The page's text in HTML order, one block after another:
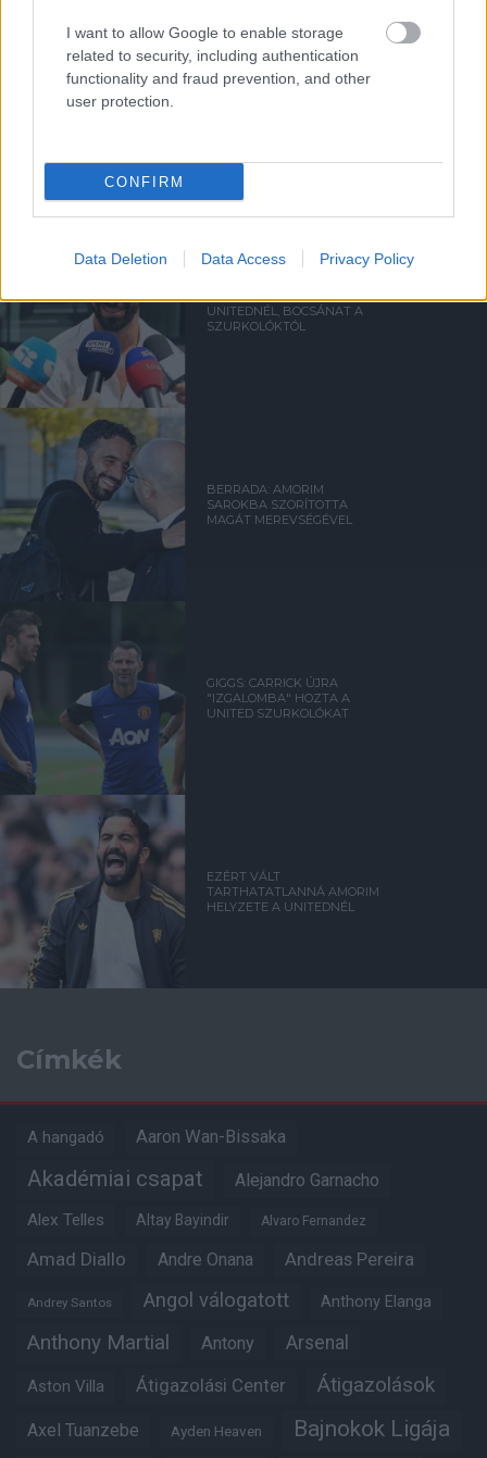
I want to allow Google to enable storage
related to security, including authentication
functionality and fraud prevention, and other
user protection.
CONFIRM
Data Deletion Data Access Privacy Policy
RUBEN AMORIM
AMORIM: VOLTAK HIBÁIM A
UNITEDNÉL, BOCSÁNAT A
SZURKOLÓKTÓL
BERRADA: AMORIM
SAROKBA SZORÍTOTTA
MAGÁT MEREVSÉGÉVEL
GIGGS: CARRICK ÚJRA
"IZGALOMBA" HOZTA A
UNITED SZURKOLÓKAT
EZÉRT VÁLT
TARTHATATLANNÁ AMORIM
HELYZETE A UNITEDNÉL
Címkék
A hangadó Aaron Wan-Bissaka
Akadémiai csapat Alejandro Garnacho
Alex Telles Altay Bayindir Alvaro Fernandez
Amad Diallo Andre Onana Andreas Pereira
Andrey Santos Angol válogatott Anthony Elanga
Anthony Martial Antony Arsenal
Aston Villa Átigazolási Center Átigazolások
Axel Tuanzebe Ayden Heaven Bajnokok Ligája